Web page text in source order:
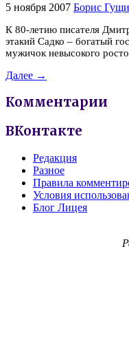
5 ноября 2007 Борис
К 80-летию писателя
этакий Садко – богатый
мужичок невысокого
Далее →
Комментарии
ВКонтакте
Редакция
Разное
Правила
Условия
Блог Лицея